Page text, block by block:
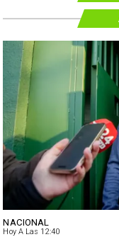
NACIONAL
Hoy A Las 12:40